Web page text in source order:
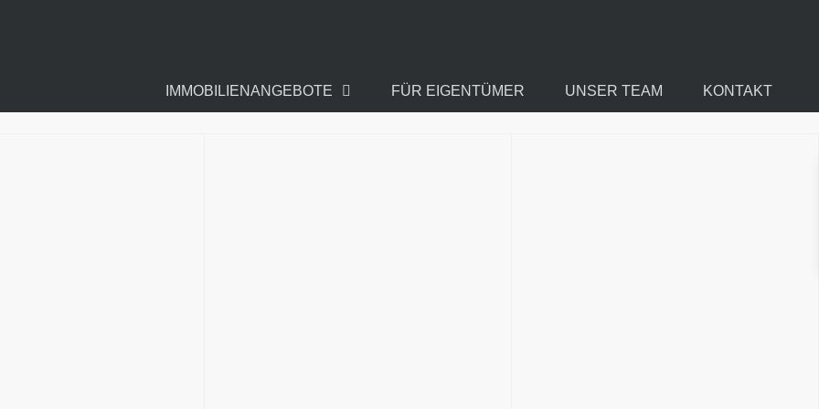
IMMOBILIENANGEBOTE FÜR EIGENTÜMER UNSER TEAM KONTAKT